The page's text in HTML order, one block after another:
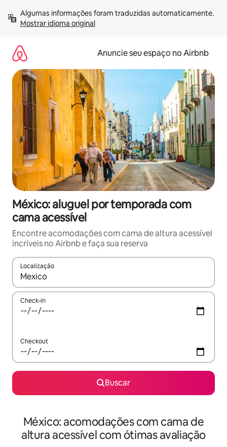
para
Mostrar idioma original
Anuncie seu espaço no Airbnb
México: aluguel por temporada com
cama acessível
Encontre acomodações com cama de altura acessível
incríveis no Airbnb e faça sua reserva
Localização
Quando os resultados estiverem disponíveis, explore-os
Check-in
Checkout
Buscar
México: acomodações com cama de
altura acessível com ótimas avaliação